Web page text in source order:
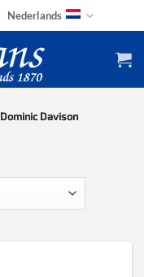
Nederlands
Dominic Davison